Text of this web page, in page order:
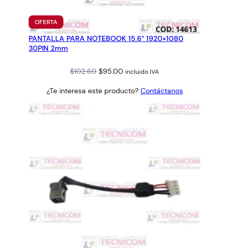
OFERTAPRODUCTO
EN
OFERTA
PANTALLA PARA NOTEBOOK 15.6″ 1920×1080
30PIN 2mm
$102.60 Original
was:
$95.00 Current
is:
incluido IVA
¿Te interesa este producto? Contáctanos